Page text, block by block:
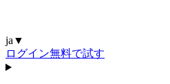
ja ▼
ログイン無料で試す